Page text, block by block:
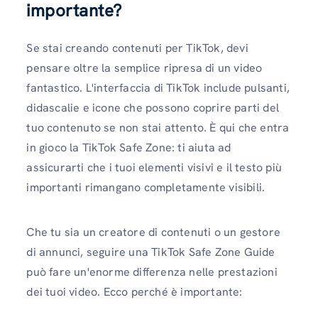
importante?
Se stai creando contenuti per TikTok, devi
pensare oltre la semplice ripresa di un video
fantastico. L'interfaccia di TikTok include pulsanti,
didascalie e icone che possono coprire parti del
tuo contenuto se non stai attento. È qui che entra
in gioco la TikTok Safe Zone: ti aiuta ad
assicurarti che i tuoi elementi visivi e il testo più
importanti rimangano completamente visibili.
Che tu sia un creatore di contenuti o un gestore
di annunci, seguire una TikTok Safe Zone Guide
può fare un'enorme differenza nelle prestazioni
dei tuoi video. Ecco perché è importante: